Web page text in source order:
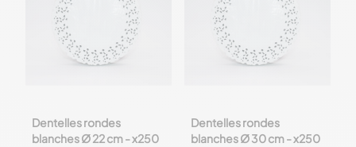
Dentelles rondes
blanches Ø 22 cm - x250
Dentelles rondes
blanches Ø 30 cm - x250